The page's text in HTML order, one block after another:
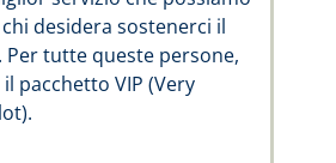
desidera sostenerci il
Per tutte queste persone,
pacchetto VIP (Very